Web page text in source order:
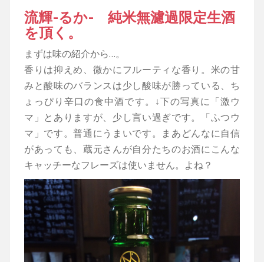
流輝-るか- 純米無濾過限定生酒
を頂く。
まずは味の紹介から…。
香りは抑えめ、微かにフルーティな香り。米の甘
みと酸味のバランスは少し酸味が勝っている、ち
ょっぴり辛口の食中酒です。↓下の写真に「激ウ
マ」とありますが、少し言い過ぎです。「ふつウ
マ」です。普通にうまいです。まあどんなに自信
があっても、蔵元さんが自分たちのお酒にこんな
キャッチーなフレーズは使いません。よね？